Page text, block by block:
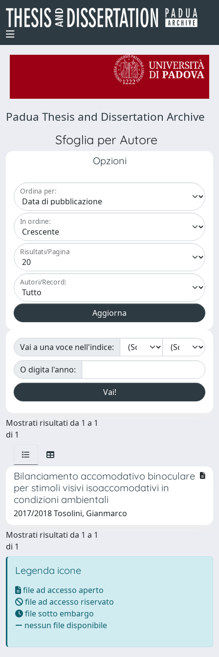
Padua Thesis and Dissertation Archive
Sfoglia per Autore
Opzioni
Ordina per:
In ordine:
Risultati/Pagina
Autori/Record:
Vai a una voce nell'indice:
O digita l'anno:
Mostrati risultati da 1 a 1
di 1
Bilanciamento accomodativo binoculare
per stimoli visivi isoaccomodativi in
condizioni ambientali
2017/2018 Tosolini, Gianmarco
Mostrati risultati da 1 a 1
di 1
Legenda icone
file ad accesso aperto
file ad accesso riservato
file sotto embargo
nessun file disponibile